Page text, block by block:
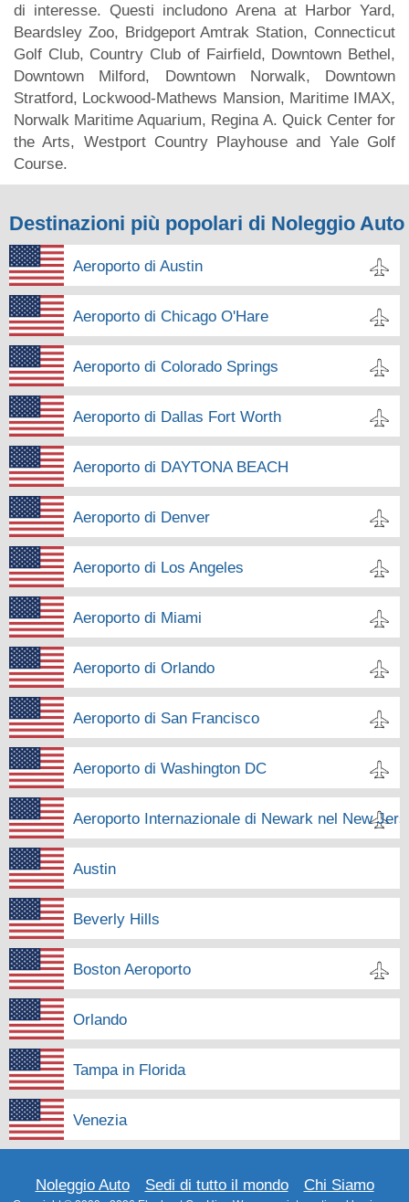
di interesse. Questi includono Arena at Harbor Yard,
Beardsley Zoo, Bridgeport Amtrak Station, Connecticut
Golf Club, Country Club of Fairfield, Downtown Bethel,
Downtown Milford, Downtown Norwalk, Downtown
Stratford, Lockwood-Mathews Mansion, Maritime IMAX,
Norwalk Maritime Aquarium, Regina A. Quick Center for
the Arts, Westport Country Playhouse and Yale Golf
Course.
Destinazioni più popolari di Noleggio Auto
Aeroporto di Austin
Aeroporto di Chicago O'Hare
Aeroporto di Colorado Springs
Aeroporto di Dallas Fort Worth
Aeroporto di DAYTONA BEACH
Aeroporto di Denver
Aeroporto di Los Angeles
Aeroporto di Miami
Aeroporto di Orlando
Aeroporto di San Francisco
Aeroporto di Washington DC
Aeroporto Internazionale di Newark nel New
Austin
Beverly Hills
Boston Aeroporto
Orlando
Tampa in Florida
Venezia
Noleggio Auto Sedi di tutto il mondo Chi Siamo